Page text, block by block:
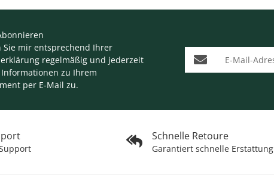
Schnelle Retoure
Garantiert schnelle Erstattung
Sie mir entsprechend Ihrer
regelmäßig und jederzeit
zu Ihrem
per E-Mail zu.
E-Mail-Adresse